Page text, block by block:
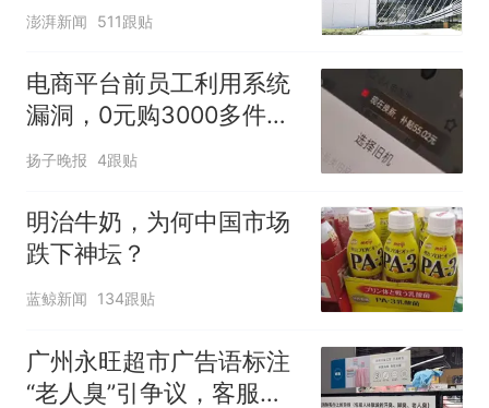
澎湃新闻 511跟贴
电商平台前员工利用系统
漏洞，0元购3000多件家
电！
扬子晚报 4跟贴
明治牛奶，为何中国市场
跌下神坛？
蓝鲸新闻 134跟贴
广州永旺超市广告语标注
“老人臭”引争议，客服回